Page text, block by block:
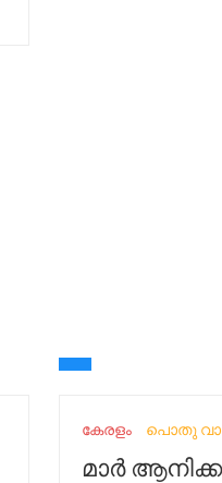
കേരളം പൊതു
മാർ